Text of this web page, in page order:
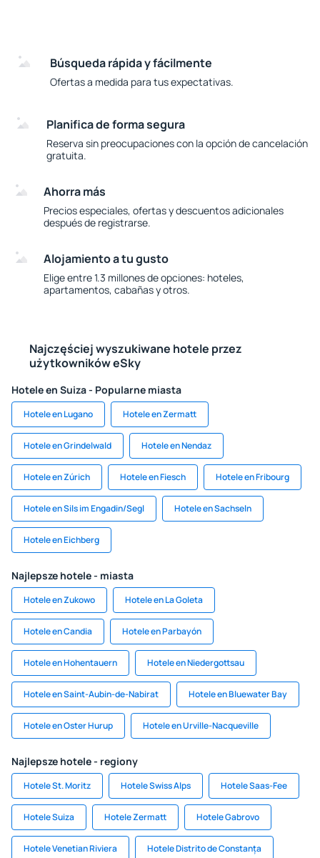
Búsqueda rápida y fácilmente
Ofertas a medida para tus expectativas.
Planifica de forma segura
Reserva sin preocupaciones con la opción de cancelación
gratuita.
Ahorra más
Precios especiales, ofertas y descuentos adicionales
después de registrarse.
Alojamiento a tu gusto
Elige entre 1.3 millones de opciones: hoteles,
apartamentos, cabañas y otros.
Najczęściej wyszukiwane hotele przez
użytkowników eSky
Hotele en Suiza - Popularne miasta
Hotele en Lugano Hotele en Zermatt
Hotele en Grindelwald Hotele en Nendaz
Hotele en Zúrich Hotele en Fiesch Hotele en Fribourg
Hotele en Sils im Engadin/Segl Hotele en Sachseln
Hotele en Eichberg
Najlepsze hotele - miasta
Hotele en Zukowo Hotele en La Goleta
Hotele en Candia Hotele en Parbayón
Hotele en Hohentauern Hotele en Niedergottsau
Hotele en Saint-Aubin-de-Nabirat Hotele en Bluewater Bay
Hotele en Oster Hurup Hotele en Urville-Nacqueville
Najlepsze hotele - regiony
Hotele St. Moritz Hotele Swiss Alps Hotele Saas-Fee
Hotele Suiza Hotele Zermatt Hotele Gabrovo
Hotele Venetian Riviera Hotele Distrito de Constanța